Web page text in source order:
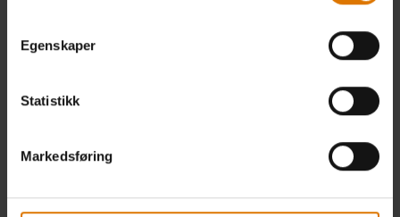
Egenskaper
Statistikk
Markedsføring